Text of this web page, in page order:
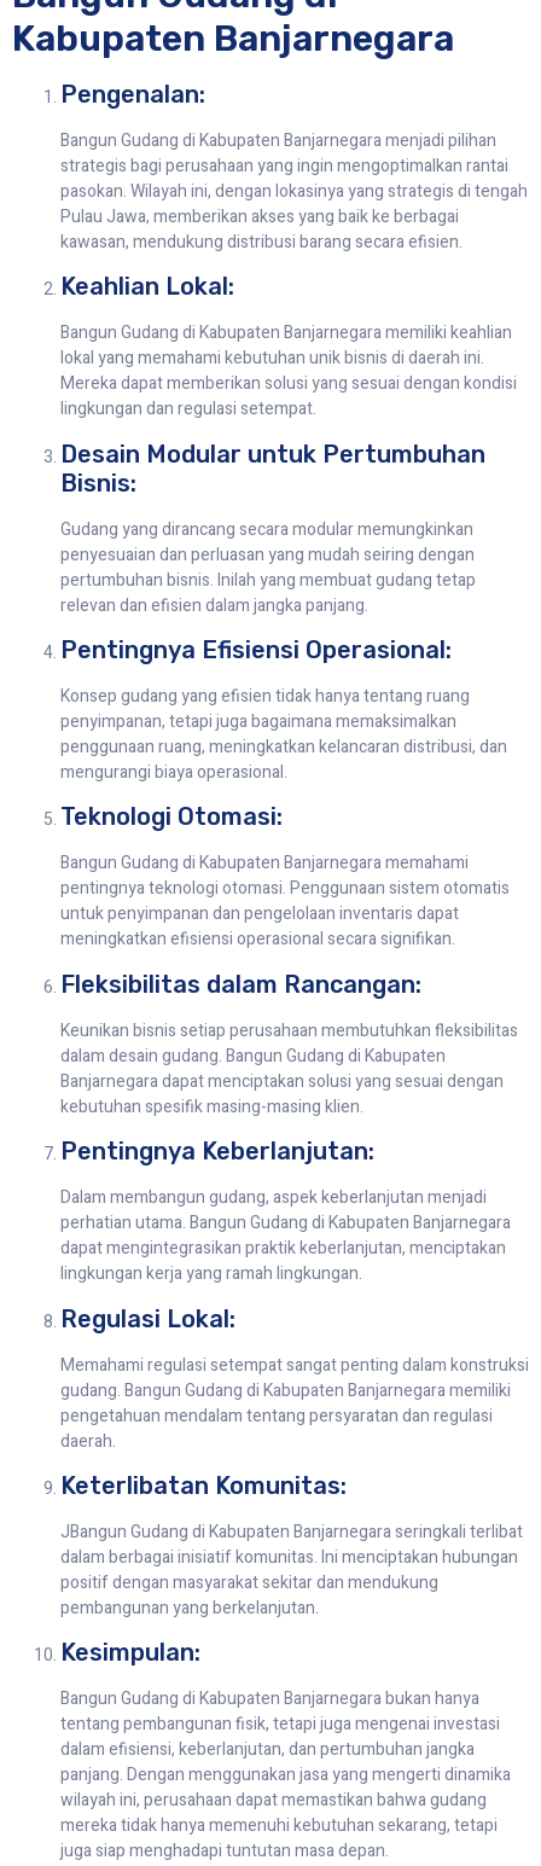
Kabupaten Banjarnegara
Pengenalan:
Bangun Gudang di Kabupaten Banjarnegara menjadi pilihan
strategis bagi perusahaan yang ingin mengoptimalkan rantai
pasokan. Wilayah ini, dengan lokasinya yang strategis di tengah
Pulau Jawa, memberikan akses yang baik ke berbagai
kawasan, mendukung distribusi barang secara efisien.
Keahlian Lokal:
Bangun Gudang di Kabupaten Banjarnegara memiliki keahlian
lokal yang memahami kebutuhan unik bisnis di daerah ini.
Mereka dapat memberikan solusi yang sesuai dengan kondisi
lingkungan dan regulasi setempat.
Desain Modular untuk Pertumbuhan
Bisnis:
Gudang yang dirancang secara modular memungkinkan
penyesuaian dan perluasan yang mudah seiring dengan
pertumbuhan bisnis. Inilah yang membuat gudang tetap
relevan dan efisien dalam jangka panjang.
Pentingnya Efisiensi Operasional:
Konsep gudang yang efisien tidak hanya tentang ruang
penyimpanan, tetapi juga bagaimana memaksimalkan
penggunaan ruang, meningkatkan kelancaran distribusi, dan
mengurangi biaya operasional.
Teknologi Otomasi:
Bangun Gudang di Kabupaten Banjarnegara memahami
pentingnya teknologi otomasi. Penggunaan sistem otomatis
untuk penyimpanan dan pengelolaan inventaris dapat
meningkatkan efisiensi operasional secara signifikan.
Fleksibilitas dalam Rancangan:
Keunikan bisnis setiap perusahaan membutuhkan fleksibilitas
dalam desain gudang. Bangun Gudang di Kabupaten
Banjarnegara dapat menciptakan solusi yang sesuai dengan
kebutuhan spesifik masing-masing klien.
Pentingnya Keberlanjutan:
Dalam membangun gudang, aspek keberlanjutan menjadi
perhatian utama. Bangun Gudang di Kabupaten Banjarnegara
dapat mengintegrasikan praktik keberlanjutan, menciptakan
lingkungan kerja yang ramah lingkungan.
Regulasi Lokal:
Memahami regulasi setempat sangat penting dalam konstruksi
gudang. Bangun Gudang di Kabupaten Banjarnegara memiliki
pengetahuan mendalam tentang persyaratan dan regulasi
daerah.
Keterlibatan Komunitas:
JBangun Gudang di Kabupaten Banjarnegara seringkali terlibat
dalam berbagai inisiatif komunitas. Ini menciptakan hubungan
positif dengan masyarakat sekitar dan mendukung
pembangunan yang berkelanjutan.
Kesimpulan:
Bangun Gudang di Kabupaten Banjarnegara bukan hanya
tentang pembangunan fisik, tetapi juga mengenai investasi
dalam efisiensi, keberlanjutan, dan pertumbuhan jangka
panjang. Dengan menggunakan jasa yang mengerti dinamika
wilayah ini, perusahaan dapat memastikan bahwa gudang
mereka tidak hanya memenuhi kebutuhan sekarang, tetapi
juga siap menghadapi tuntutan masa depan.